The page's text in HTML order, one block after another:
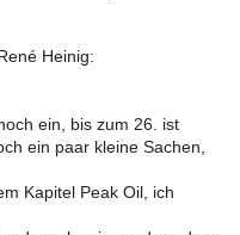
Heinig:
ein, bis zum 26. ist
ein paar kleine Sachen,
Kapitel Peak Oil, ich